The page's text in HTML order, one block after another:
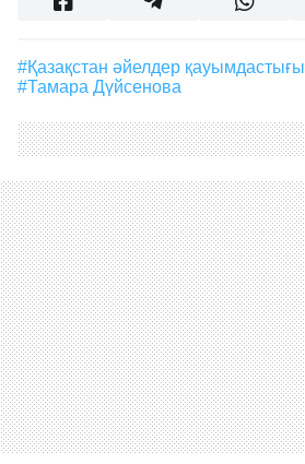
#Қазақстан әйелдер қауымдастығы
#Тамара Дүйсенова